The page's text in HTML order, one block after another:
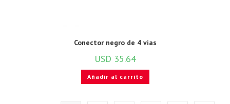
Conector negro de 4 vias
USD 35.64
Añadir al carrito